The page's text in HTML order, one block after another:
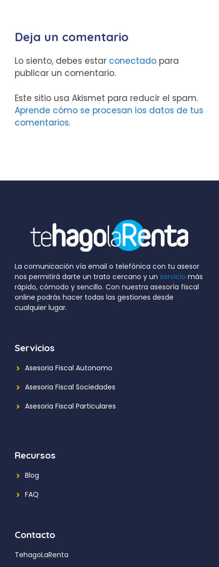
Deja un comentario
Lo siento, debes estar conectado para
publicar un comentario.
Este sitio usa Akismet para reducir el spam.
Aprende cómo se procesan los datos de tus
comentarios.
La comunicación vía email o telefónica con tu asesor
nos permitirá darte un trato cercano y un servicio más
rápido, cómodo y sencillo. Con nuestra asesoría fiscal
online podrás hacer todas las gestiones desde
cualquier lugar.
Servicios
Asesoria Fiscal Autonomo
Asesoria Fiscal Sociedades
Asesoria Fiscal Particulares
Recursos
Blog
FAQ
Contacto
TehagoLaRenta